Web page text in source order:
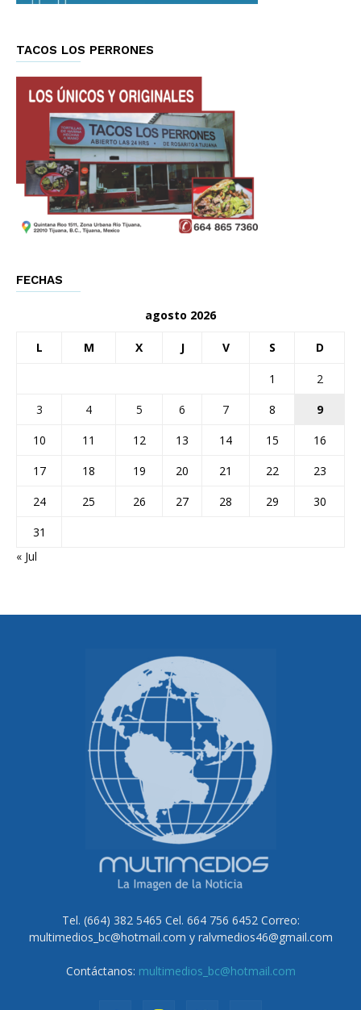
TACOS LOS PERRONES
FECHAS
agosto 2026
L M X J V S D
1
2
3
4 5 6 7 8
9
10
11 12 13 14 15
16
17
18 19 20 21 22
23
24
25 26 27 28 29
30
31
« Jul
Tel. (664) 382 5465 Cel. 664 756 6452 Correo:
multimedios_bc@hotmail.com y ralvmedios46@gmail.com
Contáctanos: multimedios_bc@hotmail.com